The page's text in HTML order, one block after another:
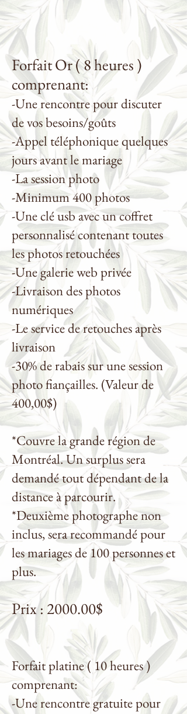
Forfait Or ( 8 heures )
comprenant:
-Une rencontre pour discuter
de vos besoins/goûts
-Appel téléphonique quelques
jours avant le mariage
-La session photo
-Minimum 400 photos
-Une clé usb avec un coffret
personnalisé contenant toutes
les photos retouchées
-Une galerie web privée
-Livraison des photos
numériques
-Le service de retouches après
livraison
-30% de rabais sur une session
photo fiançailles. (Valeur de
400,00$)
*Couvre la grande région de
Montréal. Un surplus sera
demandé tout dépendant de la
distance à parcourir.
*Deuxième photographe non
inclus, sera recommandé pour
les mariages de 100 personnes et
plus.
Prix : 2000.00$
Forfait platine ( 10 heures )
comprenant:
-Une rencontre gratuite pour